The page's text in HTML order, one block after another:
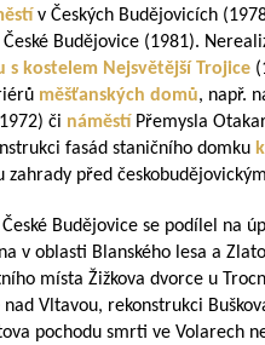
v Českých Budějovicích
České Budějovice (1981).
s kostelem Nejsvětější Trojice
měšťanských domů, např.
či náměstí Přemysla
fasád staničního domku
zahrady před českobudějovickým
Budějovice se podílel na
v oblasti Blanského lesa a
místa Žižkova dvorce u
nad Vltavou, rekonstrukci
pochodu smrti ve Volarech